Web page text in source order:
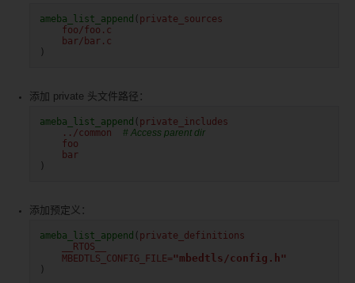
ameba_list_append ( private_sources
foo/foo.c
bar/bar.c
)
添加 private 头文件路径：
ameba_list_append ( private_includes
../common
# Access parent dir
foo
bar
)
添加预定义：
ameba_list_append ( private_definitions
__RTOS__
MBEDTLS_CONFIG_FILE="mbedtls/config.h"
)